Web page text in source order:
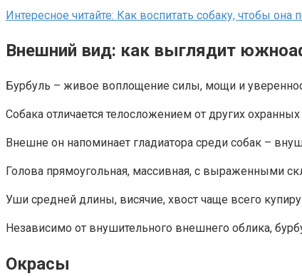
Интересное читайте: Как воспитать собаку, чтобы она
Внешний вид: как выглядит
Бурбуль – живое воплощение силы, мощи и
Собака отличается телосложением от других
Внешне он напоминает гладиатора среди собак –
Голова прямоугольная, массивная, с выраженными
Уши средней длины, висячие, хвост чаще всего
Независимо от внушительного внешнего облика,
Окрасы